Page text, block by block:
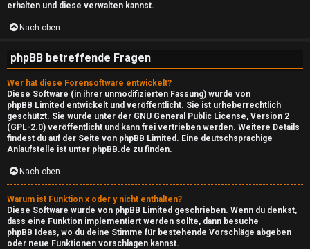
erhalten und diese verwalten kannst.
Nach oben
phpBB betreffende Fragen
Wer hat diese Forensoftware entwickelt?
Diese Software (in ihrer unmodifizierten Fassung) wurde von
phpBB Limited entwickelt und veröffentlicht. Sie ist urheberrechtlich
geschützt. Sie wurde unter der GNU General Public License, Version 2
(GPL-2.0) veröffentlicht und kann frei vertrieben werden. Weitere Details
findest du auf der Seite von phpBB Limited . Eine deutschsprachige
Anlaufstelle ist unter phpBB.de zu finden.
Nach oben
Warum ist Funktion x oder y nicht enthalten?
Diese Software wurde von phpBB Limited geschrieben. Wenn du denkst,
dass eine Funktion implementiert werden sollte, dann besuche
phpBB Ideas, wo du deine Stimme für bestehende Vorschläge abgeben
oder neue Funktionen vorschlagen kannst.
e
P
l
a
y
R
a
d
i
o